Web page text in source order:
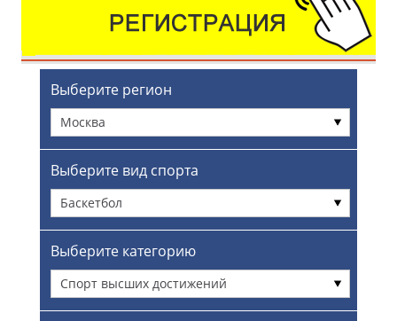
Выберите регион
Москва
Выберите вид спорта
Баскетбол
Выберите категорию
Спорт высших достижений